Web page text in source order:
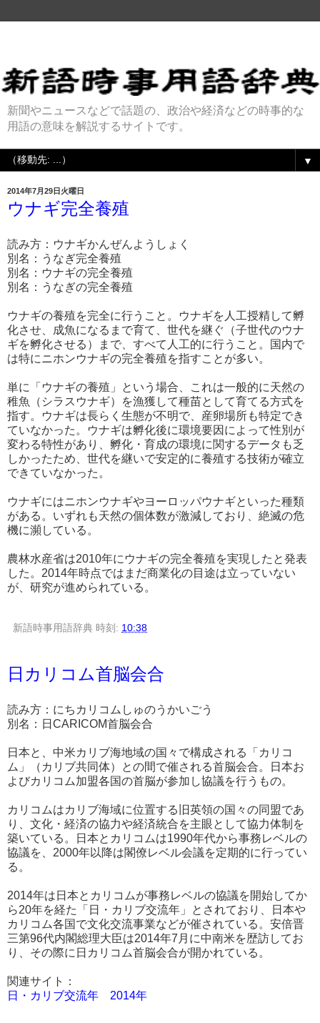
新聞やニュースなどで話題の、政治や経済などの時事的な
用語の意味を解説するサイトです。
▼
2014年7月29日火曜日
ウナギ完全養殖
読み方：ウナギかんぜんようしょく
別名：うなぎ完全養殖
別名：ウナギの完全養殖
別名：うなぎの完全養殖
ウナギの養殖を完全に行うこと。ウナギを人工授精して孵
化させ、成魚になるまで育て、世代を継ぐ（子世代のウナ
ギを孵化させる）まで、すべて人工的に行うこと。国内で
は特にニホンウナギの完全養殖を指すことが多い。
単に「ウナギの養殖」という場合、これは一般的に天然の
稚魚（シラスウナギ）を漁獲して種苗として育てる方式を
指す。ウナギは長らく生態が不明で、産卵場所も特定でき
ていなかった。ウナギは孵化後に環境要因によって性別が
変わる特性があり、孵化・育成の環境に関するデータも乏
しかったため、世代を継いで安定的に養殖する技術が確立
できていなかった。
ウナギにはニホンウナギやヨーロッパウナギといった種類
がある。いずれも天然の個体数が激減しており、絶滅の危
機に瀕している。
農林水産省は2010年にウナギの完全養殖を実現したと発表
した。2014年時点ではまだ商業化の目途は立っていない
が、研究が進められている。
新語時事用語辞典 時刻: 10:38
日カリコム首脳会合
読み方：にちカリコムしゅのうかいごう
別名：日CARICOM首脳会合
日本と、中米カリブ海地域の国々で構成される「カリコ
ム」（カリブ共同体）との間で催される首脳会合。日本お
よびカリコム加盟各国の首脳が参加し協議を行うもの。
カリコムはカリブ海域に位置する旧英領の国々の同盟であ
り、文化・経済の協力や経済統合を主眼として協力体制を
築いている。日本とカリコムは1990年代から事務レベルの
協議を、2000年以降は閣僚レベル会議を定期的に行ってい
る。
2014年は日本とカリコムが事務レベルの協議を開始してか
ら20年を経た「日・カリブ交流年」とされており、日本や
カリコム各国で文化交流事業などが催されている。安倍晋
三第96代内閣総理大臣は2014年7月に中南米を歴訪してお
り、その際に日カリコム首脳会合が開かれている。
関連サイト：
日・カリブ交流年 2014年